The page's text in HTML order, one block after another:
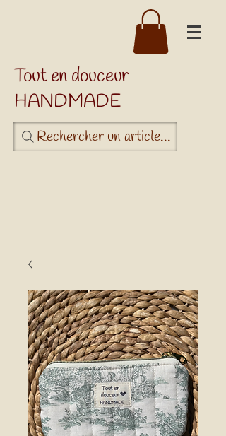
Tout en douceur
HANDMADE
Rechercher un article...